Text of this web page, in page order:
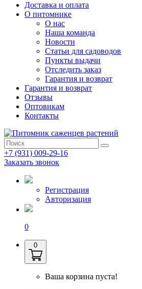
Доставка и оплата
О питомнике
О нас
Наша команда
Новости
Статьи для садоводов
Пункты выдачи
Отследить заказ
Гарантия и возврат
Гарантия и возврат
Отзывы
Оптовикам
Контакты
+7 (931) 009-29-16
Заказать звонок
Регистрация
Авторизация
0
0
Ваша корзина пуста!